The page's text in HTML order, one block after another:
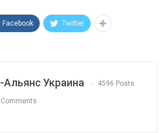
Facebook Twitter
Альянс Украина 4596 Posts
Comments